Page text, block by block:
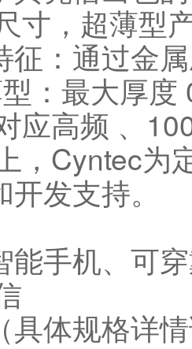
寸，超薄型
征：通过金
型：最大厚
应高频 、
，Cyntec为
发支持。
能手机、可
具体规格详